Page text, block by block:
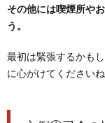
その他には喫煙所や
う。
最初は緊張するかも
に心がけてくださいね